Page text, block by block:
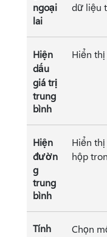
ngoại
lai
dữ liệu
Hiện
dấu
giá trị
trung
bình
Hiển
Hiện
đườn
g
trung
bình
Hiển
hộp
Tính
Chọn